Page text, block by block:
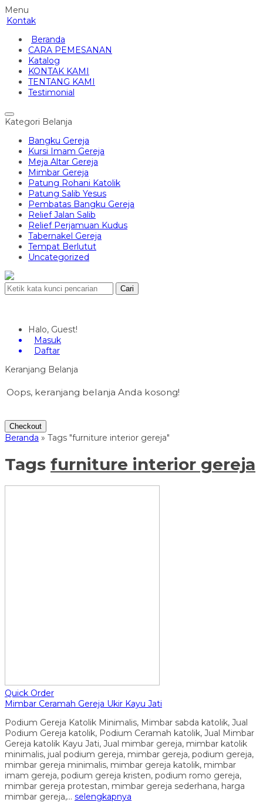
Menu
Kontak
Beranda
CARA PEMESANAN
Katalog
KONTAK KAMI
TENTANG KAMI
Testimonial
Kategori Belanja
Bangku Gereja
Kursi Imam Gereja
Meja Altar Gereja
Mimbar Gereja
Patung Rohani Katolik
Patung Salib Yesus
Pembatas Bangku Gereja
Relief Jalan Salib
Relief Perjamuan Kudus
Tabernakel Gereja
Tempat Berlutut
Uncategorized
Cari
Halo, Guest!
Masuk
Daftar
Keranjang Belanja
Oops, keranjang belanja Anda kosong!
Checkout
Beranda » Tags "furniture interior gereja"
Tags furniture interior gereja
Quick Order
Mimbar Ceramah Gereja Ukir Kayu Jati
Podium Gereja Katolik Minimalis, Mimbar sabda katolik, Jual
Podium Gereja katolik, Podium Ceramah katolik, Jual Mimbar
Gereja katolik Kayu Jati, Jual mimbar gereja, mimbar katolik
minimalis, jual podium gereja, mimbar gereja, podium gereja,
mimbar gereja minimalis, mimbar gereja katolik, mimbar
imam gereja, podium gereja kristen, podium romo gereja,
mimbar gereja protestan, mimbar gereja sederhana, harga
mimbar gereja,… selengkapnya